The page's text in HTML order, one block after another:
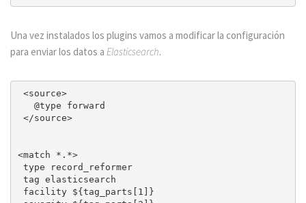
Una vez instalados los plugins vamos a modificar la configuración
para enviar los datos a Elasticsearch.
<match *.*>